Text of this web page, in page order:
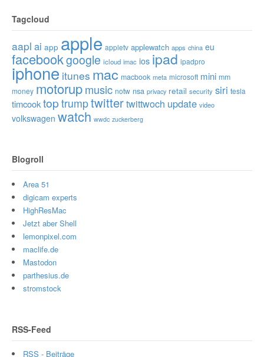
Tagcloud
aapl ai app apple appletv applewatch apps china eu
facebookgoogle icloud imac ios ipad ipadpro
iphone itunes mac macbook meta microsoft mini mm
money motorupmusic notw nsa privacy retail security siri tesla
timcooktop trumptwittertwittwoch update video
volkswagen watch wwdc zuckerberg
Blogroll
Area 51
digicam experts
HighResMac
Jetzt aber Shell
lemonpixel.com
maclife.de
Mastodon
parthesius.de
stromstock
RSS-Feed
RSS - Beiträge